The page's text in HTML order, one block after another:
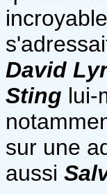
David
Sting lui-
sur une
aussi